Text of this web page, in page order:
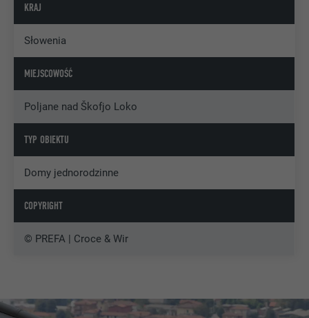
KRAJ
Słowenia
MIEJSCOWOŚĆ
Poljane nad Škofjo Loko
TYP OBIEKTU
Domy jednorodzinne
COPYRIGHT
© PREFA | Croce & Wir